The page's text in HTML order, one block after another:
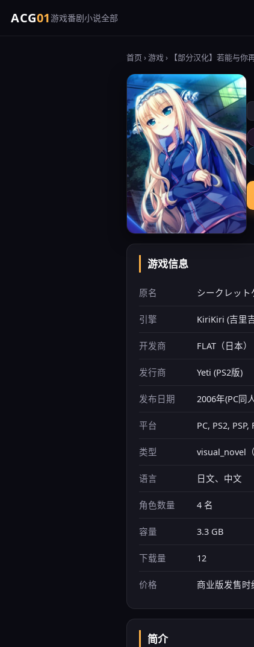
ACG01游戏番剧小说全部
首页 ›游戏› 【部分汉化】若能与你
游戏信息
原名 シークレット
引擎 KiriKiri (吉里
开发商 FLAT（日本）
发行商 Yeti (PS2版)
发布日期 2006年(PC同
平台 PC, PS2,
类型 visual_novel
语言 日文、中文
角色数量 4 名
容量 3.3 GB
下载量 12
价格 商业版发售时
简介